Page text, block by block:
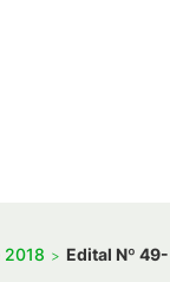
2018 Edital Nº